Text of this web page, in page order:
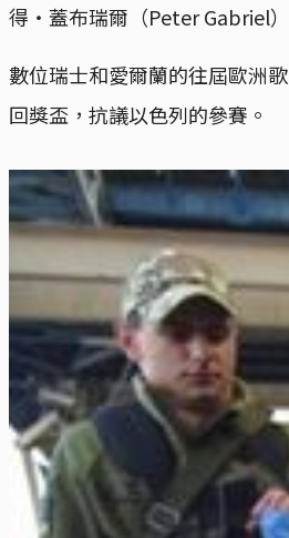
得‧蓋布瑞爾（Peter Gabriel）
數位瑞士和愛爾蘭的往屆歐洲
回獎盃，抗議以色列的參賽。